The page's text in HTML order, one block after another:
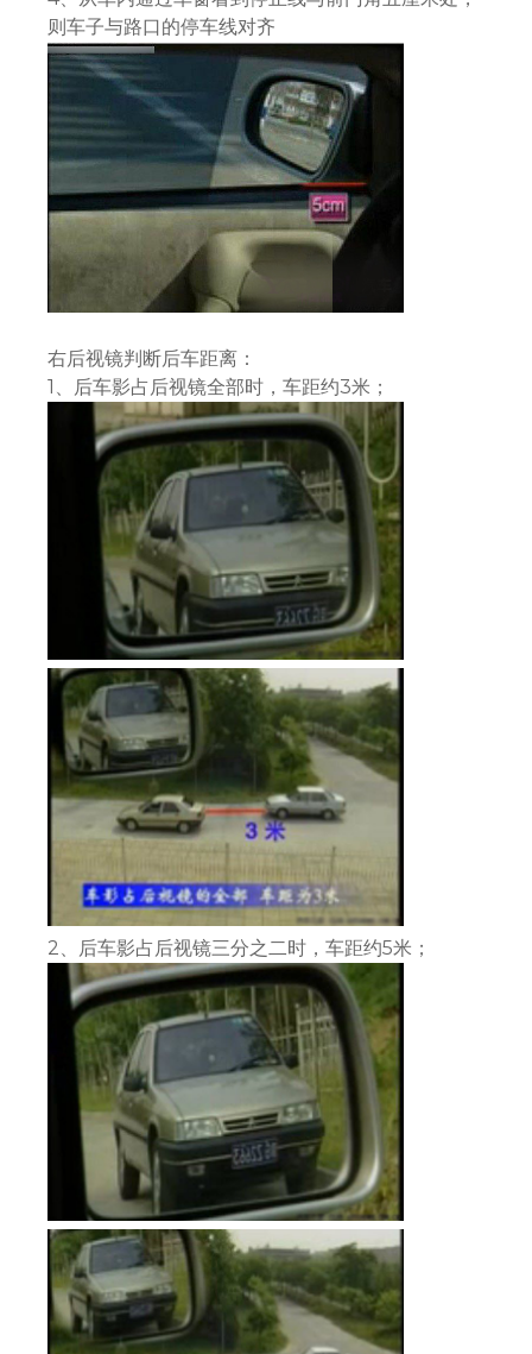
则车子与路口的停车线对齐
右后视镜判断后车距离：
1、后车影占后视镜全部时，车距约3米；
2、后车影占后视镜三分之二时，车距约5米；